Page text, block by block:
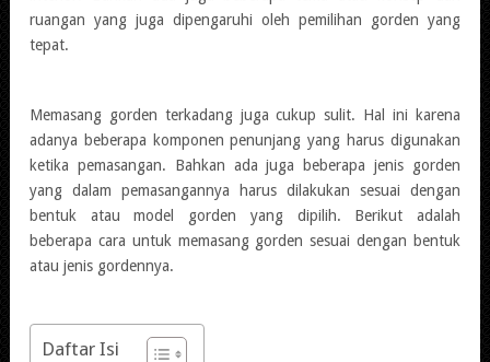
ruangan yang juga dipengaruhi oleh pemilihan gorden yang
tepat.
Memasang gorden terkadang juga cukup sulit. Hal ini karena
adanya beberapa komponen penunjang yang harus digunakan
ketika pemasangan. Bahkan ada juga beberapa jenis gorden
yang dalam pemasangannya harus dilakukan sesuai dengan
bentuk atau model gorden yang dipilih. Berikut adalah
beberapa cara untuk memasang gorden sesuai dengan bentuk
atau jenis gordennya.
Daftar Isi